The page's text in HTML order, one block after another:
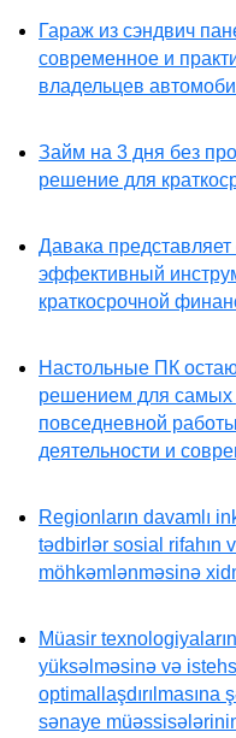
Гараж из сэндвич
современное и
владельцев
Займ на 3 дня без
решение для
Давака
эффективный
краткосрочной
Настольные ПК
решением для самых
повседневной
деятельности и
Regionların davamlı
tədbirlər sosial rifahın
möhkəmlənməsinə
Müasir
yüksəlməsinə və
optimallaşdırılmasına
sənaye